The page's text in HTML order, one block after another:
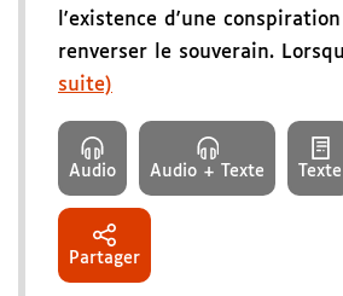
l'existence d'une
renverser le souverain.
suite)
Audio Audio + Texte Texte
Partager